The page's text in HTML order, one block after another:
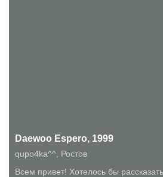
Daewoo Espero, 1999
qupo4ka^^ Ростов
Всем привет! Хотелось бы